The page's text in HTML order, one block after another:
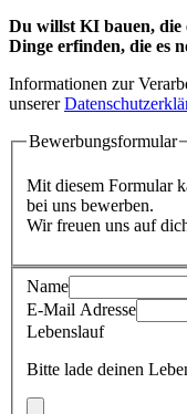
Du willst KI bauen, die
Dinge erfinden, die es
Informationen zur
unserer
Bewerbungsformular
Mit diesem Formular
bei uns bewerben.
Wir freuen uns auf
Name
E-Mail Adresse
Lebenslauf
Bitte lade deinen